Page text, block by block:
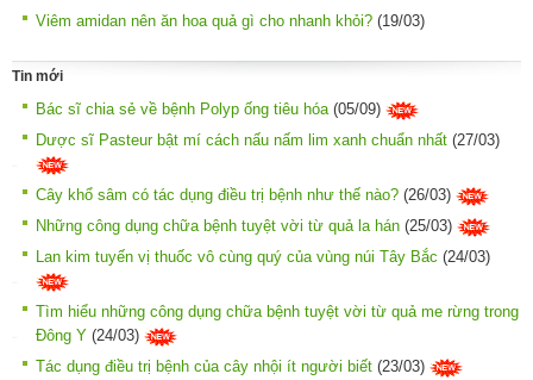
Viêm amidan nên ăn hoa quả gì cho nhanh khỏi? (19/03)
Tin mới
Bác sĩ chia sẻ về bệnh Polyp ống tiêu hóa(05/09)
Dược sĩ Pasteur bật mí cách nấu nấm lim xanh chuẩn nhất (27/03)
Cây khổ sâm có tác dụng điều trị bệnh như thế nào? (26/03)
Những công dụng chữa bệnh tuyệt vời từ quả la hán (25/03)
Lan kim tuyến vị thuốc vô cùng quý của vùng núi Tây Bắc (24/03)
Tìm hiểu những công dụng chữa bệnh tuyệt vời từ quả me rừng trong
Đông Y (24/03)
Tác dụng điều trị bệnh của cây nhội ít người biết (23/03)